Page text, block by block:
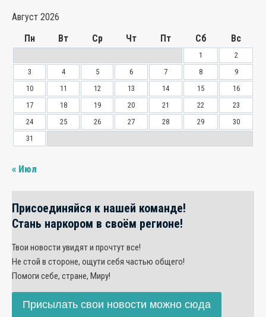
Август 2026
Пн
Вт Ср Чт Пт Сб Вс
1
2
3
4 5 6 7 8
9
10
11 12 13 14 15
16
17
18 19 20 21 22
23
24
25 26 27 28 29
30
31
« Июл
Присоединяйся к нашей команде!
Стань наркором в своём регионе!
Твои новости увидят и прочтут все!
Не стой в стороне, ощути себя частью общего!
Помоги себе, стране, Миру!
Присылать свои новости можно сюда